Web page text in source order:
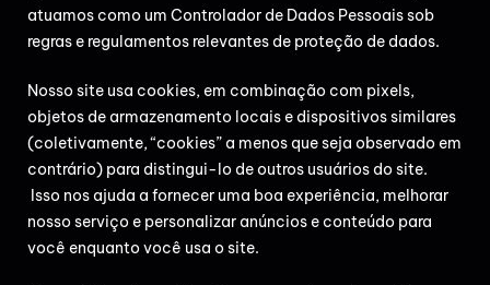
atuamos como um Controlador de Dados Pessoais sob
regras e regulamentos relevantes de proteção de dados.
Nosso site usa cookies, em combinação com pixels,
objetos de armazenamento locais e dispositivos similares
(coletivamente, “cookies” a menos que seja observado em
contrário) para distingui-lo de outros usuários do site.
Isso nos ajuda a fornecer uma boa experiência, melhorar
nosso serviço e personalizar anúncios e conteúdo para
você enquanto você usa o site.